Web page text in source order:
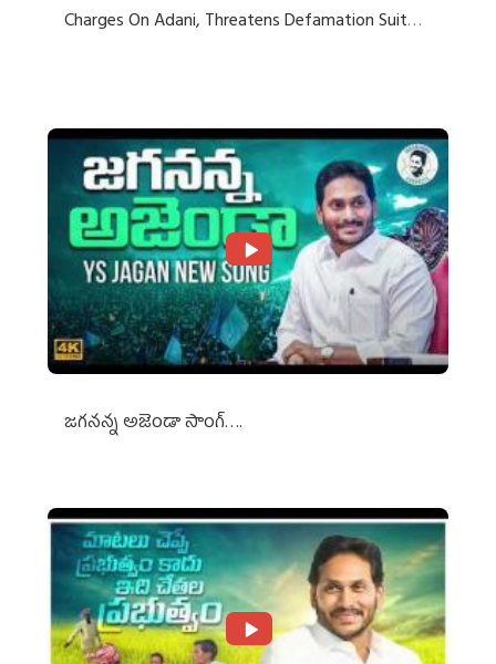
Charges On Adani, Threatens Defamation Suit
జగనన్న అజెండా సాంగ్….